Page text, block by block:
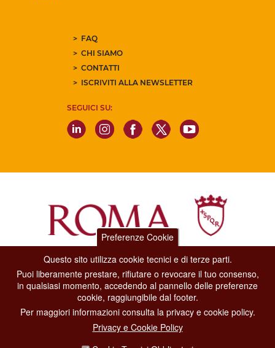
FAQ
CHI SIAMO
CONTATTI
ISCRIVITI ALLA NEWSLETTER
SEGUICI SU:
Dipartimento Grandi Eventi, Sport, Turismo e Moda.
Via di San Basilio, 51
00187 Roma
CONTACT CENTER TEL. 06 06 08
CONTATTA LA REDAZIONE
Preferenze Cookie
Questo sito utilizza cookie tecnici e di terze parti.
Puoi liberamente prestare, rifiutare o revocare il tuo consenso,
in qualsiasi momento, accedendo al pannello delle preferenze
cookie, raggiungibile dal footer.
Per maggiori informazioni consulta la privacy e cookie policy.
Privacy e Cookie Policy